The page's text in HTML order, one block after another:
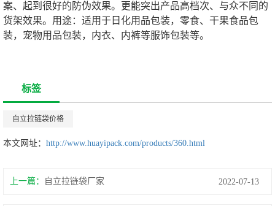
案、起到很好的防伪效果。更能突出产品高档次、与众不同的
货架效果。 用途：适用于日化用品包装，零食、干果食品包
装，宠物用品包装，内衣、内裤等服饰包装等。
标签
自立拉链袋价格
本文网址： http://www.huayipack.com/products/360.html
上一篇： 自立拉链袋厂家 2022-07-13